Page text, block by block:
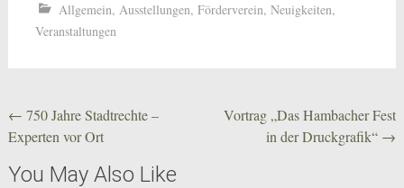
Allgemein, Ausstellungen, Förderverein, Neuigkeiten,
Veranstaltungen
Beitragsnavigation
← 750 Jahre Stadtrechte –
Experten vor Ort
Vortrag „Das Hambacher Fest
in der Druckgrafik“ →
You May Also Like